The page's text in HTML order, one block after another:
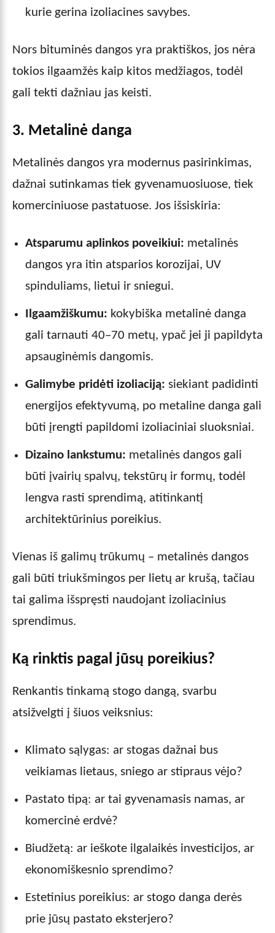
kurie gerina izoliacines savybes.
Nors bituminės dangos yra praktiškos, jos nėra
tokios ilgaamžės kaip kitos medžiagos, todėl
gali tekti dažniau jas keisti.
3. Metalinė danga
Metalinės dangos yra modernus pasirinkimas,
dažnai sutinkamas tiek gyvenamuosiuose, tiek
komerciniuose pastatuose. Jos išsiskiria:
Atsparumu aplinkos poveikiui: metalinės
dangos yra itin atsparios korozijai, UV
spinduliams, lietui ir sniegui.
Ilgaamžiškumu: kokybiška metalinė danga
gali tarnauti 40–70 metų, ypač jei ji papildyta
apsauginėmis dangomis.
Galimybe pridėti izoliaciją: siekiant padidinti
energijos efektyvumą, po metaline danga gali
būti įrengti papildomi izoliaciniai sluoksniai.
Dizaino lankstumu: metalinės dangos gali
būti įvairių spalvų, tekstūrų ir formų, todėl
lengva rasti sprendimą, atitinkantį
architektūrinius poreikius.
Vienas iš galimų trūkumų – metalinės dangos
gali būti triukšmingos per lietų ar krušą, tačiau
tai galima išspręsti naudojant izoliacinius
sprendimus.
Ką rinktis pagal jūsų poreikius?
Renkantis tinkamą stogo dangą, svarbu
atsižvelgti į šiuos veiksnius:
Klimato sąlygas: ar stogas dažnai bus
veikiamas lietaus, sniego ar stipraus vėjo?
Pastato tipą: ar tai gyvenamasis namas, ar
komercinė erdvė?
Biudžetą: ar ieškote ilgalaikės investicijos, ar
ekonomiškesnio sprendimo?
Estetinius poreikius: ar stogo danga derės
prie jūsų pastato eksterjero?